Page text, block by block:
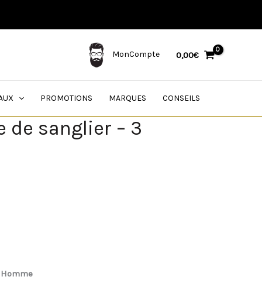
MonCompte 0,00€
PROMOTIONS MARQUES CONSEILS
de sanglier – 3